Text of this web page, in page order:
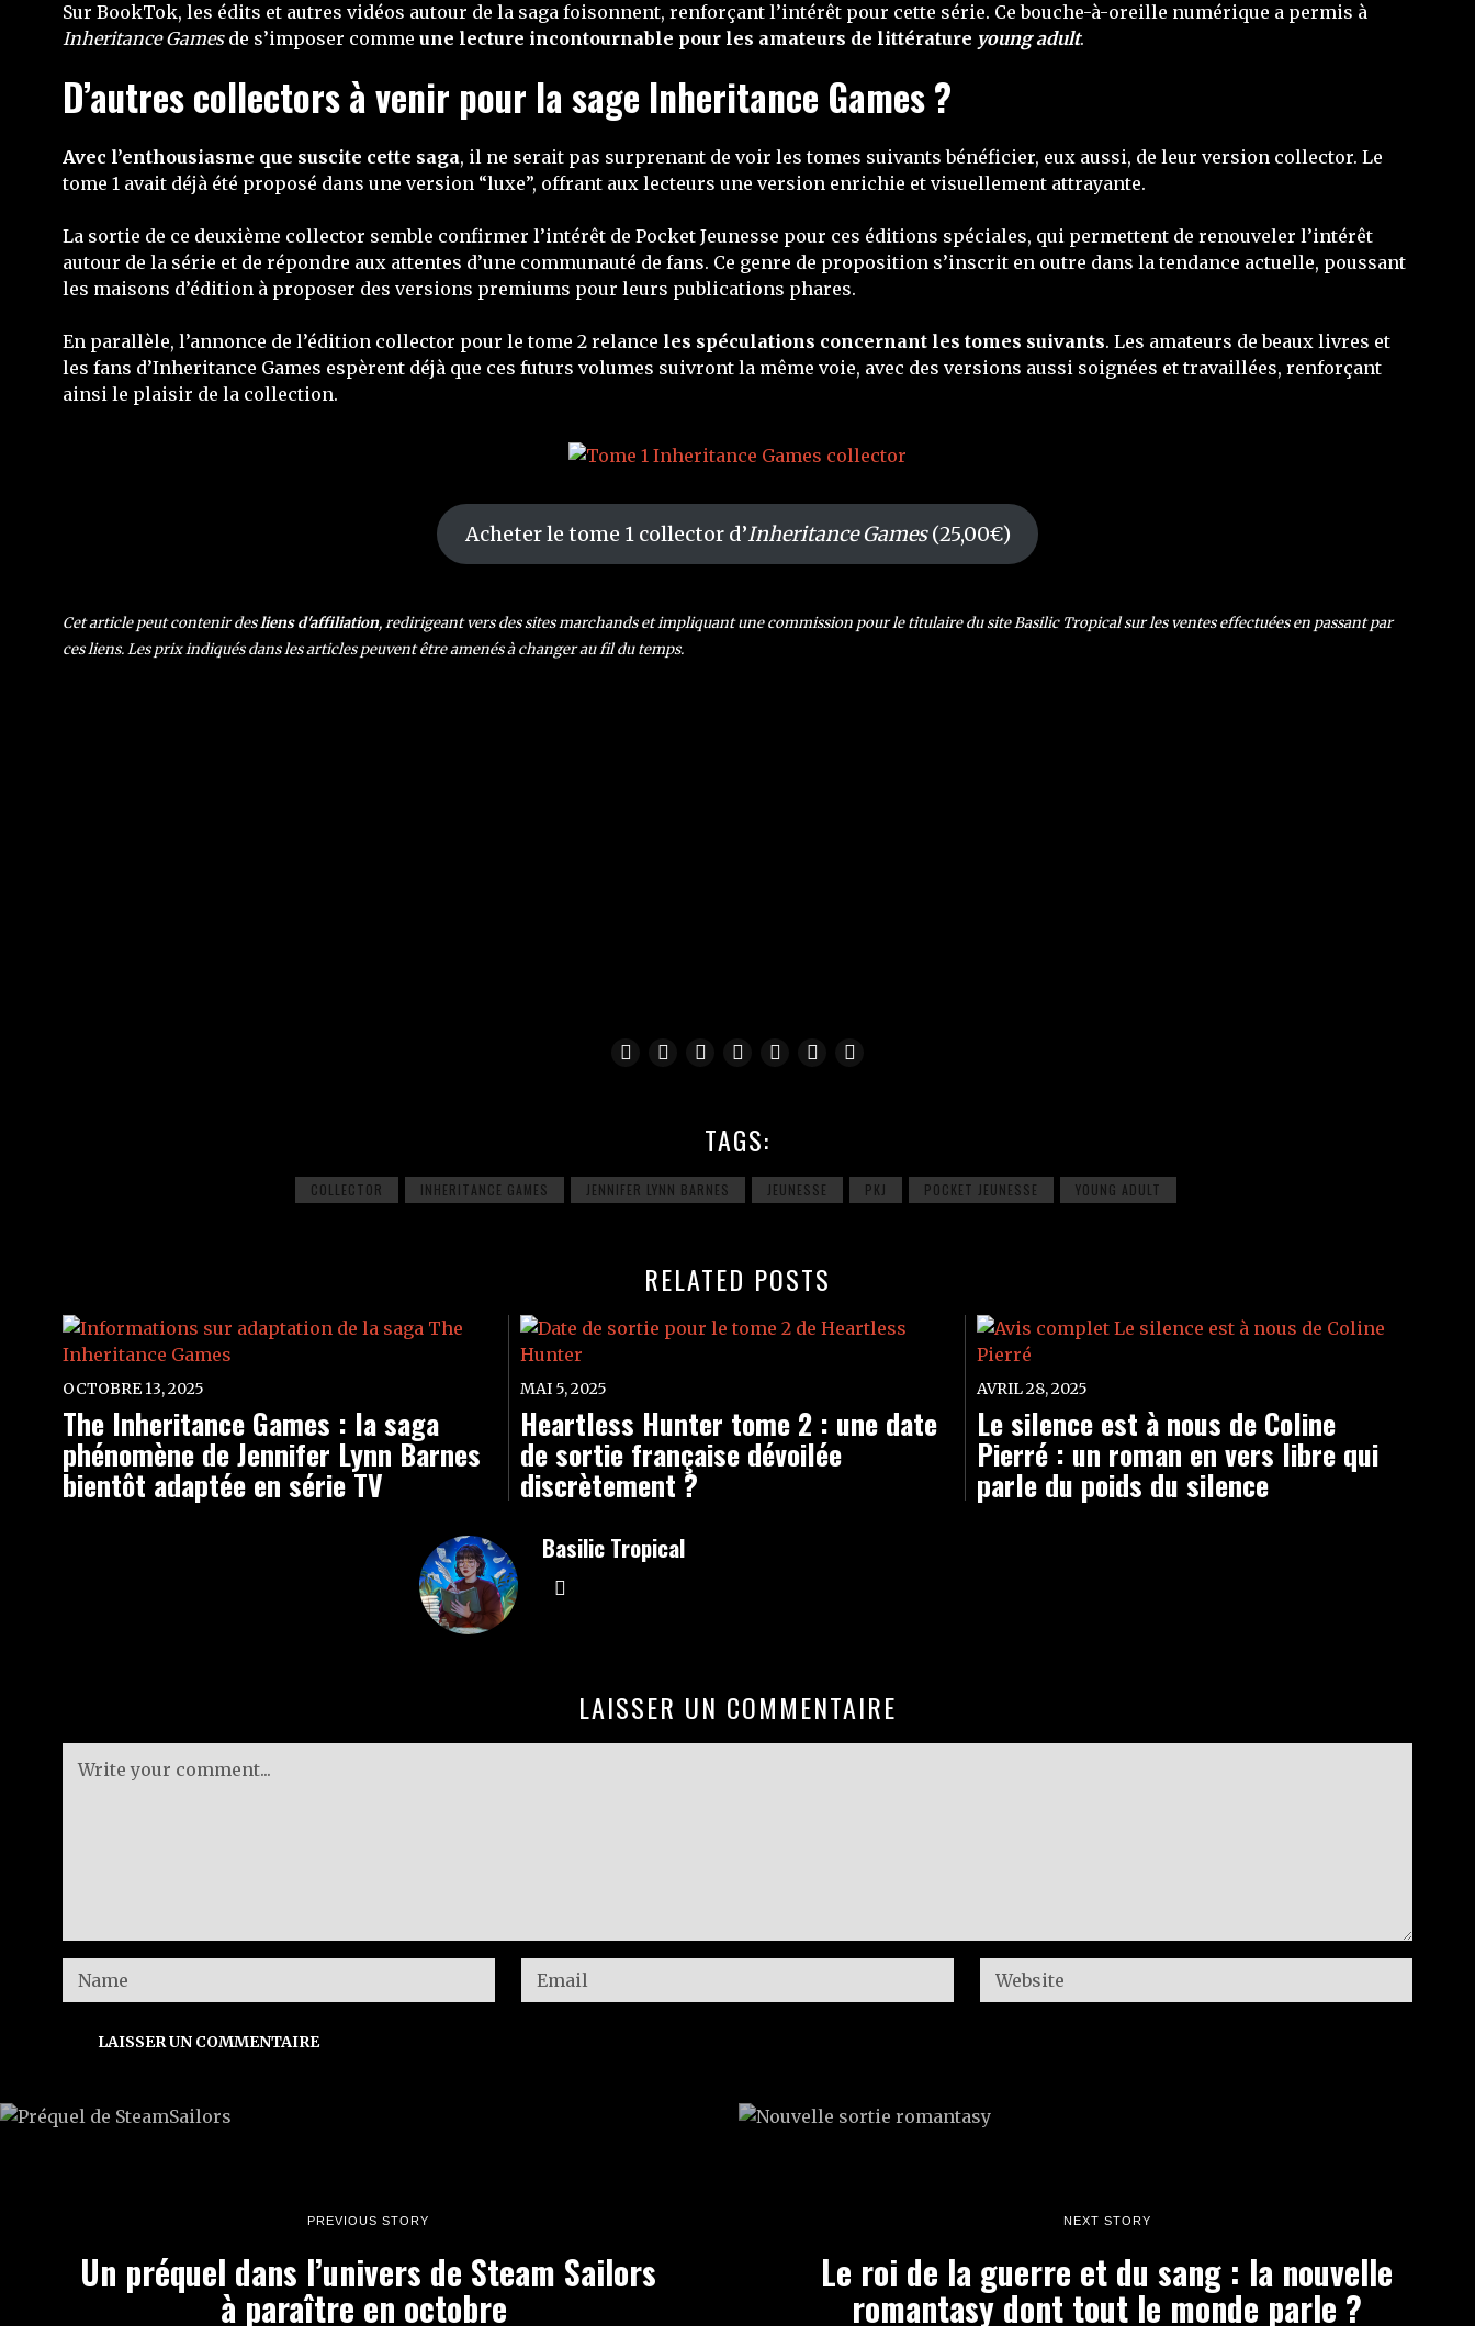
Sur BookTok, les édits et autres vidéos autour de la saga foisonnent, renforçant l’intérêt pour cette série. Ce bouche-à-oreille numérique a permis à
Inheritance Gamesde s’imposer comme une lecture incontournable pour les amateurs de littérature young adult.
D’autres collectors à venir pour la sage Inheritance Games ?
Avec l’enthousiasme que suscite cette saga, il ne serait pas surprenant de voir les tomes suivants bénéficier, eux aussi, de leur version collector. Le
tome 1 avait déjà été proposé dans une version “luxe”, offrant aux lecteurs une version enrichie et visuellement attrayante.
La sortie de ce deuxième collector semble confirmer l’intérêt de Pocket Jeunesse pour ces éditions spéciales, qui permettent de renouveler l’intérêt
autour de la série et de répondre aux attentes d’une communauté de fans. Ce genre de proposition s’inscrit en outre dans la tendance actuelle, poussant
les maisons d’édition à proposer des versions premiums pour leurs publications phares.
En parallèle, l’annonce de l’édition collector pour le tome 2 relance les spéculations concernant les tomes suivants. Les amateurs de beaux livres et
les fans d’Inheritance Games espèrent déjà que ces futurs volumes suivront la même voie, avec des versions aussi soignées et travaillées, renforçant
ainsi le plaisir de la collection.
Acheter le tome 1 collector d’Inheritance Games(25,00€)
Cet article peut contenir desliens d'affiliation, redirigeant vers des sites marchands et impliquant une commission pour le titulaire du site Basilic Tropical sur les ventes effectuées en passant par
ces liens. Les prix indiqués dans les articles peuvent être amenés à changer au fil du temps.
TAGS:
COLLECTOR INHERITANCE GAMES JENNIFER LYNN BARNES JEUNESSE PKJ POCKET JEUNESSE YOUNG ADULT
RELATED POSTS
OCTOBRE 13, 2025
The Inheritance Games : la saga
phénomène de Jennifer Lynn Barnes
bientôt adaptée en série TV
MAI 5, 2025
Heartless Hunter tome 2 : une date
de sortie française dévoilée
discrètement ?
AVRIL 28, 2025
Le silence est à nous de Coline
Pierré : un roman en vers libre qui
parle du poids du silence
Basilic Tropical
LAISSER UN COMMENTAIRE
PREVIOUS STORY
Un préquel dans l’univers de Steam Sailors
à paraître en octobre
NEXT STORY
Le roi de la guerre et du sang : la nouvelle
romantasy dont tout le monde parle ?